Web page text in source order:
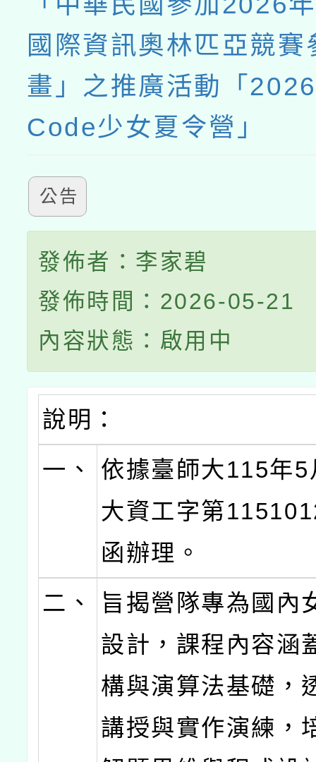
國際資訊奧林匹亞競賽
畫」之推廣活動「
Code少女夏令營」
公告
發佈者：李家碧
發佈時間：2026-05-21
內容狀態：啟用中
說明：
一、
依據臺師大115年
大資工字第
函辦理。
二、
旨揭營隊專為國內
設計，課程內容涵
構與演算法基礎，
講授與實作演練，